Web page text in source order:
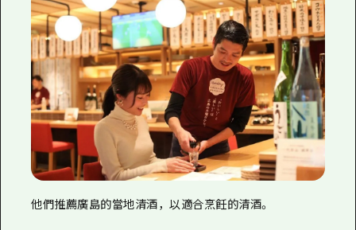
他們推薦廣島的當地清酒，以適合烹飪的清酒。